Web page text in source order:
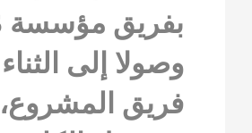
وصولا إلى
فريق المشروع،